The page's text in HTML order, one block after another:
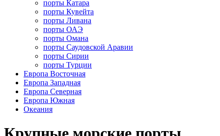
порты Катара
порты Кувейта
порты Ливана
порты ОАЭ
порты Омана
порты Саудовской Аравии
порты Сирии
порты Турции
Европа Восточная
Европа Западная
Европа Северная
Европа Южная
Океания